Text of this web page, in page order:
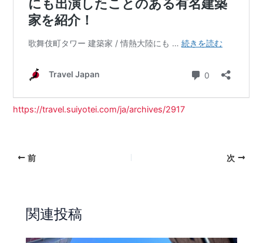
https://travel.suiyotei.com/ja/archives/2917
前 次
関連投稿